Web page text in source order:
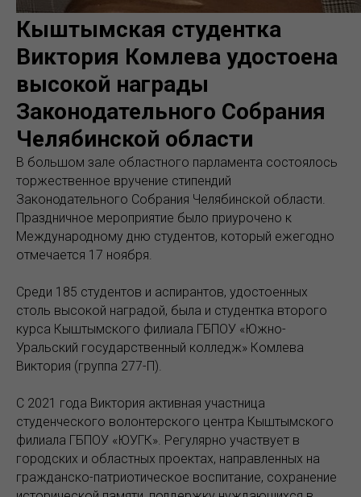
Кыштымская студентка
Виктория Комлева удостоена
высокой награды
Законодательного Собрания
Челябинской области
В большом зале областного парламента состоялось
торжественное вручение стипендий
Законодательного Собрания Челябинской области.
Праздничное мероприятие было приурочено к
Международному дню студентов, который ежегодно
отмечается 17 ноября.
Среди 185 студентов и аспирантов, удостоенных
столь высокой наградой, была и студентка второго
курса Кыштымского филиала ГБПОУ «Южно-
Уральский государственный колледж» Комлева
Виктория (группа 277-П).
С 2021 года Виктория активная участница
студенческого волонтерского центра Кыштымского
филиала ГБПОУ «ЮУГК». Регулярно участвует в
городских и областных проектах, направленных на
гражданско-патриотическое воспитание, сохранение